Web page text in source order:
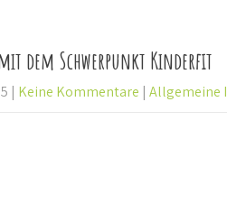
dem Schwerpunkt Kinderfit
| Keine Kommentare | Allgemeine